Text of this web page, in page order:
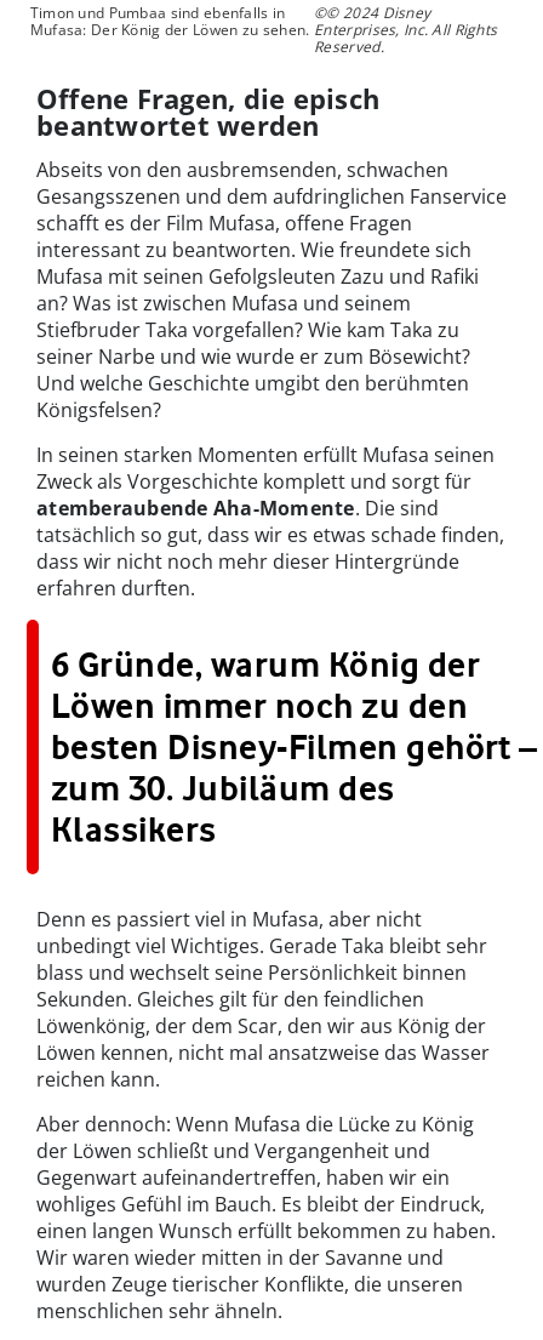
Timon und Pumbaa sind ebenfalls in
Mufasa: Der König der Löwen zu sehen.
©© 2024 Disney
Enterprises, Inc. All Rights
Reserved.
Offene Fragen, die episch
beantwortet werden
Abseits von den ausbremsenden, schwachen
Gesangsszenen und dem aufdringlichen Fanservice
schafft es der Film Mufasa, offene Fragen
interessant zu beantworten. Wie freundete sich
Mufasa mit seinen Gefolgsleuten Zazu und Rafiki
an? Was ist zwischen Mufasa und seinem
Stiefbruder Taka vorgefallen? Wie kam Taka zu
seiner Narbe und wie wurde er zum Bösewicht?
Und welche Geschichte umgibt den berühmten
Königsfelsen?
In seinen starken Momenten erfüllt Mufasa seinen
Zweck als Vorgeschichte komplett und sorgt für
atemberaubende Aha-Momente. Die sind
tatsächlich so gut, dass wir es etwas schade finden,
dass wir nicht noch mehr dieser Hintergründe
erfahren durften.
6 Gründe, warum König der
Löwen immer noch zu den
besten Disney-Filmen gehört –
zum 30. Jubiläum des
Klassikers
Denn es passiert viel in Mufasa, aber nicht
unbedingt viel Wichtiges. Gerade Taka bleibt sehr
blass und wechselt seine Persönlichkeit binnen
Sekunden. Gleiches gilt für den feindlichen
Löwenkönig, der dem Scar, den wir aus König der
Löwen kennen, nicht mal ansatzweise das Wasser
reichen kann.
Aber dennoch: Wenn Mufasa die Lücke zu König
der Löwen schließt und Vergangenheit und
Gegenwart aufeinandertreffen, haben wir ein
wohliges Gefühl im Bauch. Es bleibt der Eindruck,
einen langen Wunsch erfüllt bekommen zu haben.
Wir waren wieder mitten in der Savanne und
wurden Zeuge tierischer Konflikte, die unseren
menschlichen sehr ähneln.